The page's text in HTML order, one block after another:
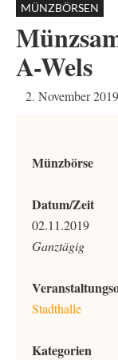
MÜNZBÖRSEN
A-Wels
2. November 2019
Münzbörse
Datum/Zeit
02.11.2019
Ganztägig
Stadthalle
Kategorien